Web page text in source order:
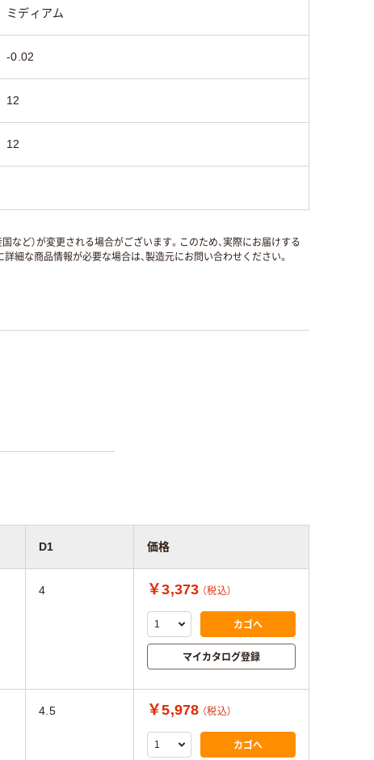
ミディアム
-0.02
12
12
など）が変更される場合がございます。このため、実際にお届けする
細な商品情報が必要な場合は、製造元にお問い合わせください。
D1 価格
4 ￥3,373 （税込）
カゴへ
マイカタログ登録
4.5 ￥5,978 （税込）
カゴへ